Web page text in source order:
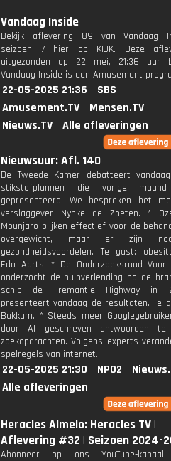
Vandaag Inside
Bekijk aflevering 89 van Vandaag
seizoen 7 hier op KIJK. Deze
uitgezonden op 22 mei, 21:36 uur
Vandaag Inside is een Amusement
22-05-2025 21:36
SBS
Amusement.TV
Mensen.TV
Nieuws.TV
Alle afleveringen
Nieuwsuur: Afl. 140
De Tweede Kamer debatteert
stikstofplannen die vorige
gepresenteerd. We bespreken het
verslaggever Nynke de Zoeten. *
Mounjaro blijken effectief voor de
overgewicht, maar er zijn
gezondheidsvoordelen. Te gast:
Edo Aarts. * De Onderzoeksraad Voor
onderzocht de hulpverlending na de
schip de Fremantle Highway in
presenteert vandaag de resultaten. Te
Bakkum. * Steeds meer
door AI geschreven antwoorden
zoekopdrachten. Volgens experts
spelregels van internet.
22-05-2025 21:30 NPO2
Alle afleveringen
Heracles Almelo: Heracles TV |
Aflevering #32 | Seizoen 2024-
Abonneer op ons YouTube-